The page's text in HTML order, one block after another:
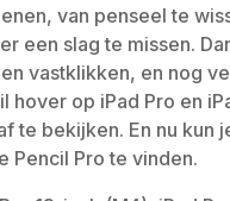
van penseel te
een slag te missen.
vastklikken, en nog
hover op iPad Pro en
te bekijken. En nu kun
Pencil Pro te vinden.